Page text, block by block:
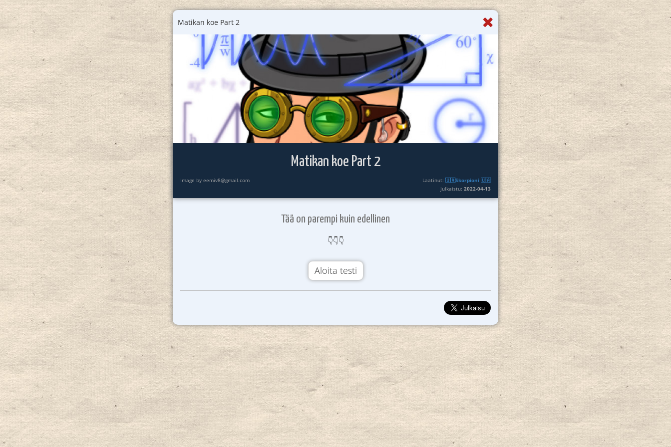
Matikan koe Part 2
Matikan koe Part 2
Image by eemiv8@gmail.com Laatinut:🇺🇦Skorpioni 🇺🇦
Julkaistu:2022-04-13
Tää on parempi kuin edellinen
👇👇👇
Aloita testi